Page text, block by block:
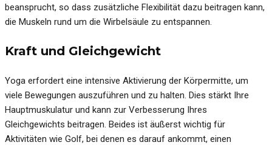
beansprucht, so dass zusätzliche Flexibilität dazu beitragen kann,
die Muskeln rund um die Wirbelsäule zu entspannen.
Kraft und Gleichgewicht
Yoga erfordert eine intensive Aktivierung der Körpermitte, um
viele Bewegungen auszuführen und zu halten. Dies stärkt Ihre
Hauptmuskulatur und kann zur Verbesserung Ihres
Gleichgewichts beitragen. Beides ist äußerst wichtig für
Aktivitäten wie Golf, bei denen es darauf ankommt, einen